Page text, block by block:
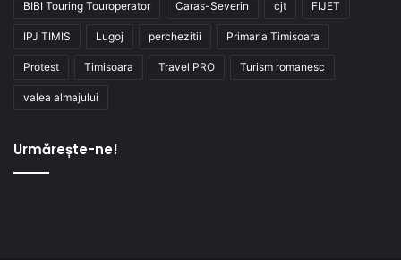
BIBI Touring Touroperator Caras-Severin cjt FIJET
IPJ TIMIS Lugoj perchezitii Primaria Timisoara
Protest Timisoara Travel PRO Turism romanesc
valea almajului
Urmărește-ne!